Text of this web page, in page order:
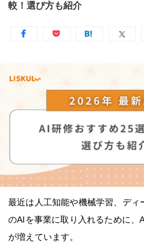
較！選び方も紹介
最近は人工知能や機械学習、ディ
のAIを事業に取り入れるために、
が増えています。